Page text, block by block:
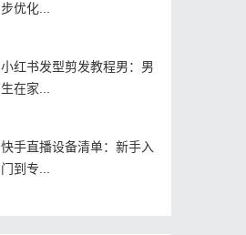
步优化...
小红书发型剪发教程男：男
生在家...
快手直播设备清单：新手入
门到专...